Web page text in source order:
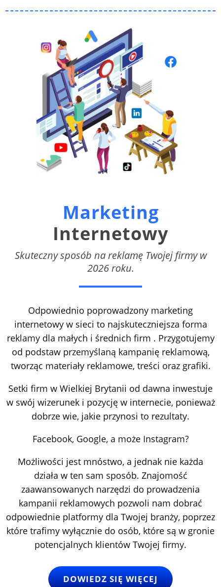
Marketing
Internetowy
Skuteczny sposób na reklamę Twojej firmy w
2026 roku.
Odpowiednio poprowadzony marketing
internetowy w sieci to najskuteczniejsza forma
reklamy dla małych i średnich firm . Przygotujemy
od podstaw przemyślaną kampanię reklamową,
tworząc materiały reklamowe, treści oraz grafiki.
Setki firm w Wielkiej Brytanii od dawna inwestuje
w swój wizerunek i pozycję w internecie, ponieważ
dobrze wie, jakie przynosi to rezultaty.
Facebook, Google, a może Instagram?
Możliwości jest mnóstwo, a jednak nie każda
działa w ten sam sposób. Znajomość
zaawansowanych narzędzi do prowadzenia
kampanii reklamowych pozwoli nam dobrać
odpowiednie platformy dla Twojej branży, poprzez
które trafimy wyłącznie do osób, które są w gronie
potencjalnych klientów Twojej firmy.
DOWIEDZ SIĘ WIĘCEJ